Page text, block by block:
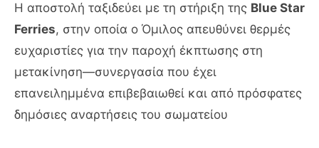
Η αποστολή ταξιδεύει με τη στήριξη της Blue Star
Ferries, στην οποία ο Όμιλος απευθύνει θερμές
ευχαριστίες για την παροχή έκπτωσης στη
μετακίνηση—συνεργασία που έχει
επανειλημμένα επιβεβαιωθεί και από πρόσφατες
δημόσιες αναρτήσεις του σωματείου